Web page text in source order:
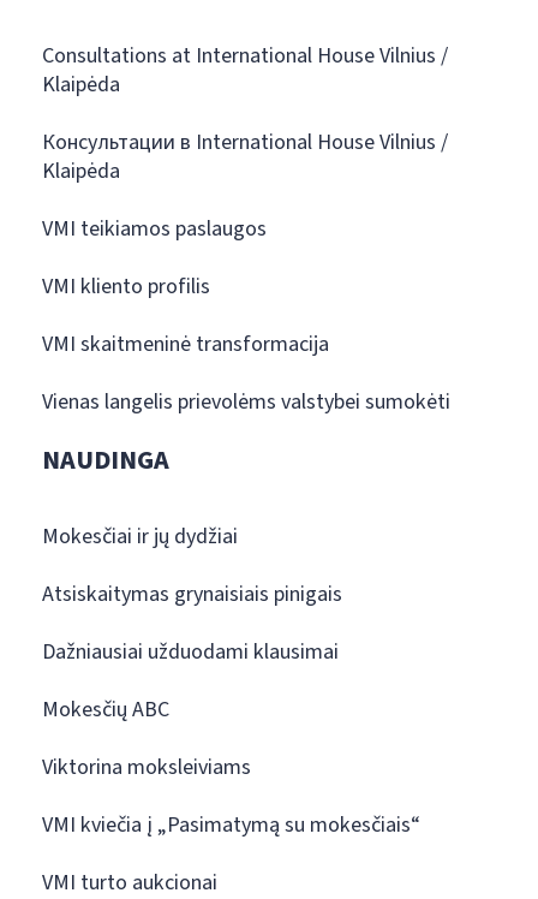
Consultations at International House Vilnius /
Klaipėda
Консультации в International House Vilnius /
Klaipėda
VMI teikiamos paslaugos
VMI kliento profilis
VMI skaitmeninė transformacija
Vienas langelis prievolėms valstybei sumokėti
NAUDINGA
Mokesčiai ir jų dydžiai
Atsiskaitymas grynaisiais pinigais
Dažniausiai užduodami klausimai
Mokesčių ABC
Viktorina moksleiviams
VMI kviečia į „Pasimatymą su mokesčiais“
VMI turto aukcionai